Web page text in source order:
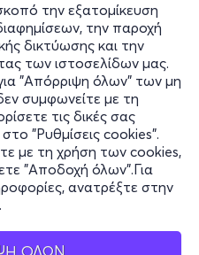
την εξατομίκευση
την παροχή
δικτύωσης και την
των ιστοσελίδων μας.
"Απόρριψη όλων" των μη
συμφωνείτε με τη
τις δικές σας
"Ρυθμίσεις cookies".
με τη χρήση των cookies,
"Αποδοχή όλων".Για
ανατρέξτε στην
.
ΟΛΩΝ